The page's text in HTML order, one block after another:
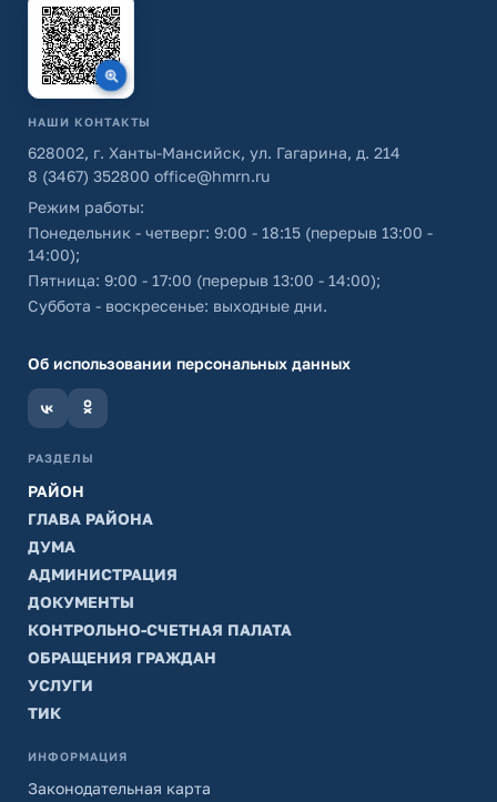
НАШИ КОНТАКТЫ
628002, г. Ханты-Мансийск, ул. Гагарина, д. 214
8 (3467) 352800 office@hmrn.ru
Режим работы:
Понедельник - четверг: 9:00 - 18:15 (перерыв 13:00 -
14:00);
Пятница: 9:00 - 17:00 (перерыв 13:00 - 14:00);
Суббота - воскресенье: выходные дни.
Об использовании персональных данных
РАЗДЕЛЫ
РАЙОН
ГЛАВА РАЙОНА
ДУМА
АДМИНИСТРАЦИЯ
ДОКУМЕНТЫ
КОНТРОЛЬНО-СЧЕТНАЯ ПАЛАТА
ОБРАЩЕНИЯ ГРАЖДАН
УСЛУГИ
ТИК
ИНФОРМАЦИЯ
Законодательная карта